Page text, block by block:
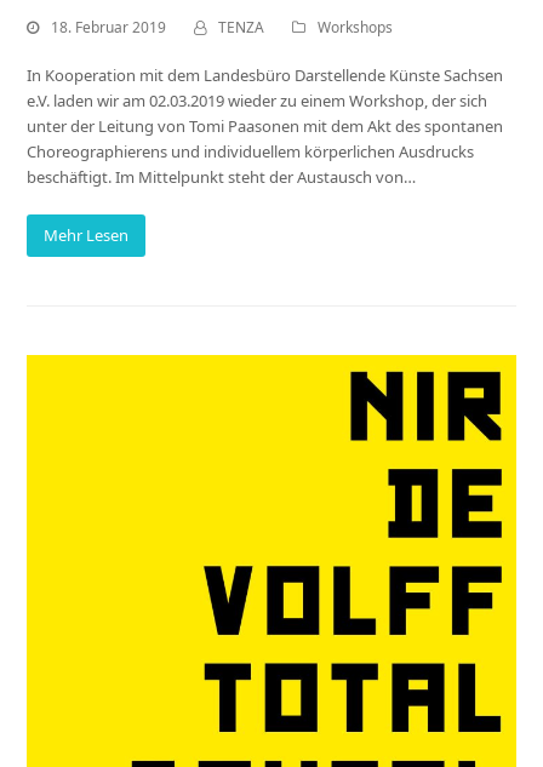
18. Februar 2019 TENZA Workshops
In Kooperation mit dem Landesbüro Darstellende Künste Sachsen
e.V. laden wir am 02.03.2019 wieder zu einem Workshop, der sich
unter der Leitung von Tomi Paasonen mit dem Akt des spontanen
Choreographierens und individuellem körperlichen Ausdrucks
beschäftigt. Im Mittelpunkt steht der Austausch von…
Mehr Lesen